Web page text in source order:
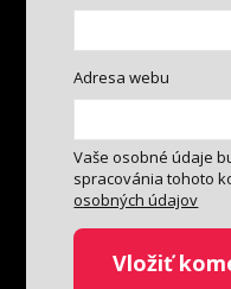
Adresa webu
Vaše osobné údaje
spracovánia tohoto
osobných údajov